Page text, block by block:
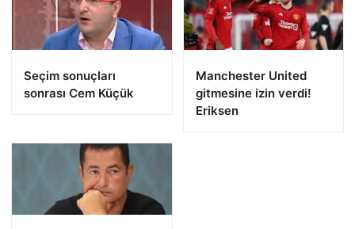
Seçim sonuçları
sonrası Cem Küçük
Manchester United
gitmesine izin verdi!
Eriksen